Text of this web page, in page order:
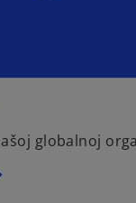
globalnoj